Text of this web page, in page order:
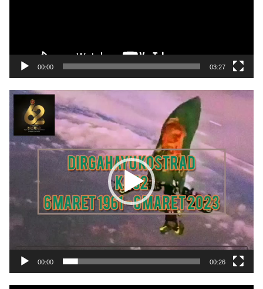
00:00 03:27
Pemutar
Video
00:00 00:26